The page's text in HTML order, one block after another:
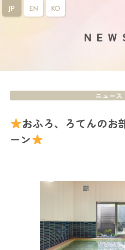
ニュース
おふろ、ろてんのお
ーン
JP EN KO